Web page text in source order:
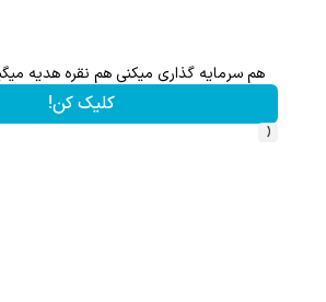
بیشتر)هم سرمایه گذاری میکنی هم نقره هدیه
کلیک کن!
‹